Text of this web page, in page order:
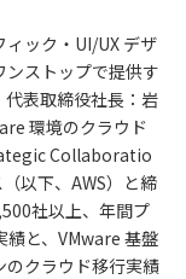
ック・UI/UX デザ
ストップで提供す
表取締役社長：岩
環境のクラウド
Collaboratio
以下、AWS）と締
社以上、年間プ
績と、VMware 基盤
のクラウド移行実績